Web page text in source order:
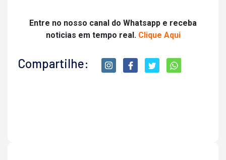
Entre no nosso canal do Whatsapp e receba
noticias em tempo real. Clique Aqui
Compartilhe: